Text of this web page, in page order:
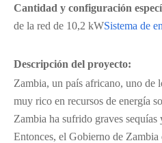
Cantidad y configuración
de la red de 10,2 kWSistema de
Descripción del proyecto:
Zambia, un país africano, uno de
muy rico en recursos de energía
Zambia ha sufrido graves sequías
Entonces, el Gobierno de Zambia